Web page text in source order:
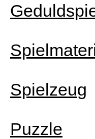
Spielzeug
Puzzle